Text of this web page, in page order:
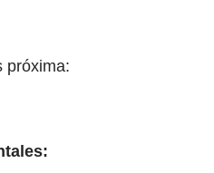
próxima: